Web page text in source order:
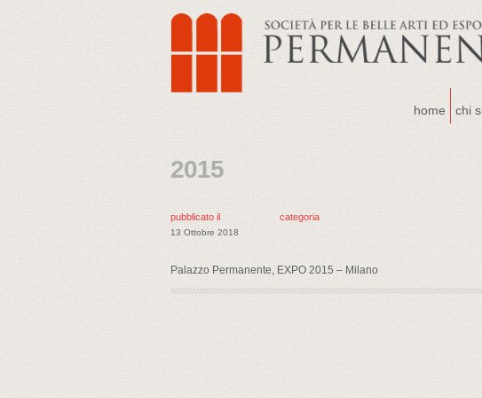
home chi
2015
pubblicato il
13 Ottobre 2018
categoria
Palazzo Permanente, EXPO 2015 – Milano